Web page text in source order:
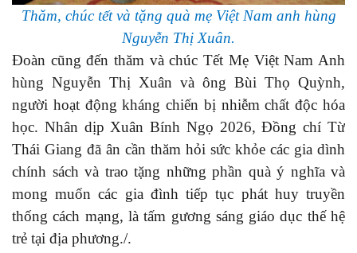
Thăm, chúc tết và tặng quà mẹ Việt Nam anh hùng
Nguyễn Thị Xuân.
Đoàn cũng đến thăm và chúc Tết Mẹ Việt Nam Anh
hùng Nguyễn Thị Xuân và ông Bùi Thọ Quỳnh,
người hoạt động kháng chiến bị nhiễm chất độc hóa
học. Nhân dịp Xuân Bính Ngọ 2026, Đồng chí Từ
Thái Giang đã ân cần thăm hỏi sức khỏe các gia dình
chính sách và trao tặng những phần quà ý nghĩa và
mong muốn các gia đình tiếp tục phát huy truyền
thống cách mạng, là tấm gương sáng giáo dục thế hệ
trẻ tại địa phương./.